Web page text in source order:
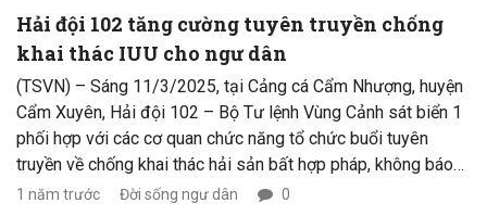
Hải đội 102 tăng cường tuyên truyền chống
khai thác IUU cho ngư dân
(TSVN) – Sáng 11/3/2025, tại Cảng cá Cẩm Nhượng, huyện
Cẩm Xuyên, Hải đội 102 – Bộ Tư lệnh Vùng Cảnh sát biển 1
phối hợp với các cơ quan chức năng tổ chức buổi tuyên
truyền về chống khai thác hải sản bất hợp pháp, không báo
cáo và không theo quy định (IUU) nhằm nâng cao nhận thức,
1 năm trước Đời sống ngư dân 0